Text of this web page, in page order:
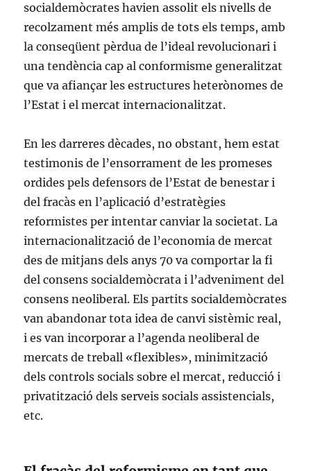
socialdemòcrates havien assolit els nivells de
recolzament més amplis de tots els temps, amb
la conseqüent pèrdua de l’ideal revolucionari i
una tendència cap al conformisme generalitzat
que va afiançar les estructures heterònomes de
l’Estat i el mercat internacionalitzat.
En les darreres dècades, no obstant, hem estat
testimonis de l’ensorrament de les promeses
ordides pels defensors de l’Estat de benestar i
del fracàs en l’aplicació d’estratègies
reformistes per intentar canviar la societat. La
internacionalització de l’economia de mercat
des de mitjans dels anys 70 va comportar la fi
del consens socialdemòcrata i l’adveniment del
consens neoliberal. Els partits socialdemòcrates
van abandonar tota idea de canvi sistèmic real,
i es van incorporar a l’agenda neoliberal de
mercats de treball «flexibles», minimització
dels controls socials sobre el mercat, reducció i
privatització dels serveis socials assistencials,
etc.